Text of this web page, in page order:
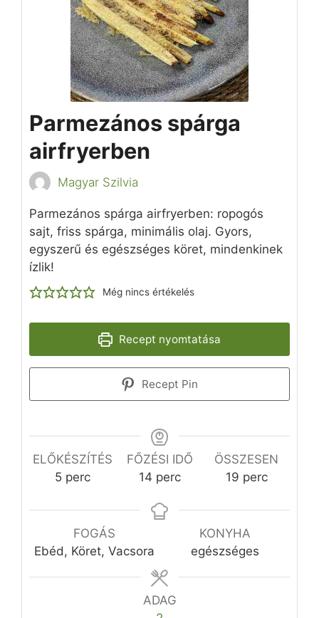
Parmezános spárga
airfryerben
Magyar Szilvia
Parmezános spárga airfryerben: ropogós
sajt, friss spárga, minimális olaj. Gyors,
egyszerű és egészséges köret, mindenkinek
ízlik!
Még nincs értékelés
Recept nyomtatása
Recept Pin
ELŐKÉSZÍTÉS
5perc
perc
FŐZÉSI IDŐ
14perc
perc
ÖSSZESEN
19perc
perc
FOGÁS
Ebéd, Köret, Vacsora
KONYHA
egészséges
ADAG